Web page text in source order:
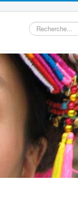
Rechercher